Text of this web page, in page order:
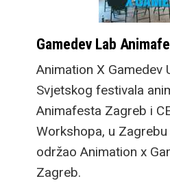
Gamedev Lab
Animation X Gamedev
Svjetskog festivala
Animafesta Zagreb i
Workshopa, u
održao Animation x
Zagreb.